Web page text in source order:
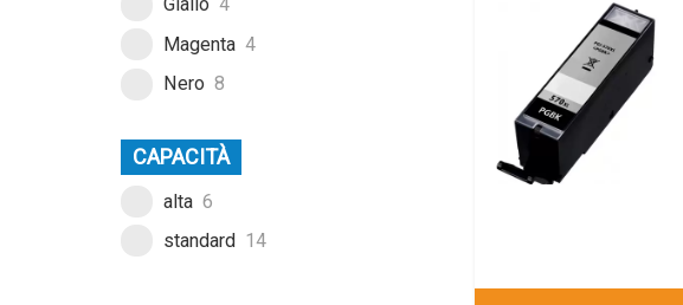
Magenta 4
Nero 8
CAPACITÀ
alta 6
standard 14